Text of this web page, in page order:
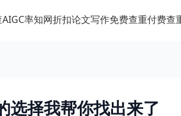
率知网折扣论文写作免费查重付费查
选择我帮你找出来了